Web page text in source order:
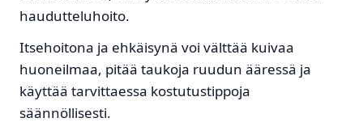
haudutteluhoito.
Itsehoitona ja ehkäisynä voi välttää kuivaa
huoneilmaa, pitää taukoja ruudun ääressä ja
käyttää tarvittaessa kostutustippoja
säännöllisesti.